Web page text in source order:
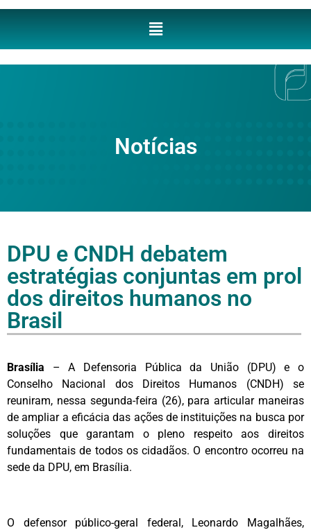
Notícias
DPU e CNDH debatem
estratégias conjuntas em prol
dos direitos humanos no
Brasil
Brasília – A Defensoria Pública da União (DPU) e o
Conselho Nacional dos Direitos Humanos (CNDH) se
reuniram, nessa segunda-feira (26), para articular maneiras
de ampliar a eficácia das ações de instituições na busca por
soluções que garantam o pleno respeito aos direitos
fundamentais de todos os cidadãos. O encontro ocorreu na
sede da DPU, em Brasília.
O defensor público-geral federal, Leonardo Magalhães,